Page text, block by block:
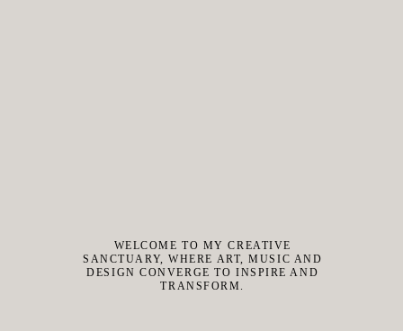
WELCOME TO MY CREATIVE
SANCTUARY, WHERE ART, MUSIC AND
DESIGN CONVERGE TO INSPIRE AND
TRANSFORM.